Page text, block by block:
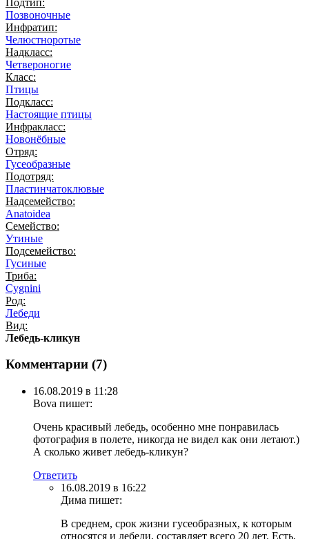
Позвоночные
Инфратип:
Челюстноротые
Надкласс:
Четвероногие
Класс:
Птицы
Подкласс:
Настоящие птицы
Инфракласс:
Новонёбные
Отряд:
Гусеобразные
Подотряд:
Пластинчатоклювые
Надсемейство:
Anatoidea
Семейство:
Утиные
Подсемейство:
Гусиные
Триба:
Cygnini
Род:
Лебеди
Вид:
Лебедь-кликун
Комментарии (7)
16.08.2019 в 11:28
Bova пишет:
Очень красивый лебедь, особенно мне понравилась
фотография в полете, никогда не видел как они летают.)
А сколько живет лебедь-кликун?
Ответить
16.08.2019 в 16:22
Дима пишет:
В среднем, срок жизни гусеобразных, к которым
относятся и лебеди, составляет всего 20 лет. Есть,